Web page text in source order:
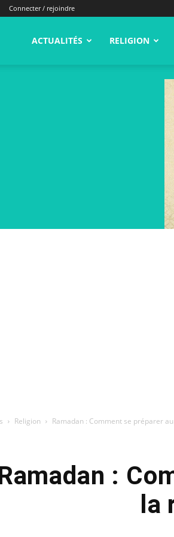
Connecter / rejoindre
ACTUALITÉS RELIGION
Religion Ramadan : Comment se préparer
:
la